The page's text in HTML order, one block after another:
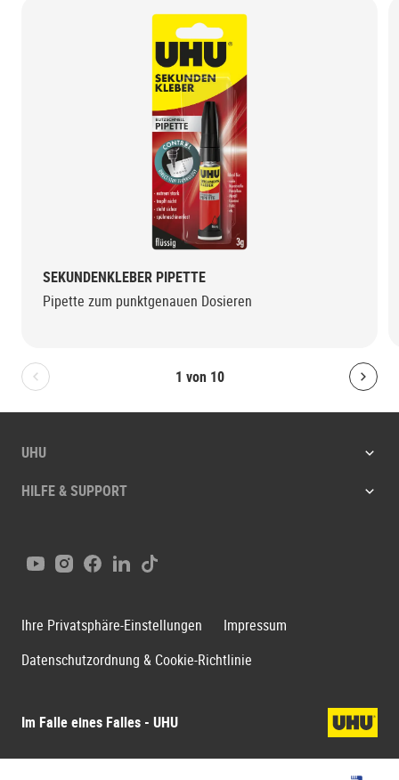
1 von 10
Bolton.General.PreviousSlide
SEKUNDENKLEBER PIPETTE
Pipette zum punktgenauen Dosieren
UHU
HILFE & SUPPORT
Im Falle eines Falles - UHU
YoutubeInstagram
Facebook
LinkedIn
Tiktok
Ihre Privatsphäre-Einstellungen
Impressum
Datenschutzordnung & Cookie-Richtlinie